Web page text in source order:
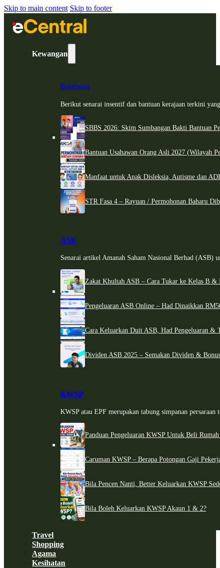
Skip to main content Skip to footer
Kewangan
Bantuan
Berikut senarai insentif dan bantuan kerajaan terkini
SBBS 2026: Skim Sumbangan Bakti Bantuan
Bantuan Usahawan Orang Asli 2027 (Wilayah
Manfaat untuk Anak Disleksia, Autisme dan
STR Fasa 4 – Rayuan / Permohonan Baharu
ASB
Senarai artikel Amanah Saham Nasional Berhad (ASB)
Zakat Khultah ASB – Cara Tukar ke Kelas B &
Pengeluaran ASB Online – Had Dinaikkan
Cara Keluarkan Duit ASB, Had Pengeluaran &
Dividen ASB 2025 – Semakan Dividen &
KWSP
KWSP atau EPF merupakan tabung simpanan persaraan
Panduan Pengeluaran KWSP Untuk Beli
Caruman KWSP – Berapa Potongan Gaji
Bila Pencen Nanti, Better Keluarkan KWSP
Bila Boleh Keluarkan KWSP Akaun 1 & 2?
Travel
Shopping
Agama
Kesihatan